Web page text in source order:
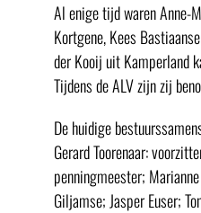
Al enige tijd waren Anne-
Kortgene, Kees
der Kooij uit Kamperland
Tijdens de ALV zijn zij
De huidige
Gerard Toorenaar:
penningmeester;
Giljamse; Jasper Euser;